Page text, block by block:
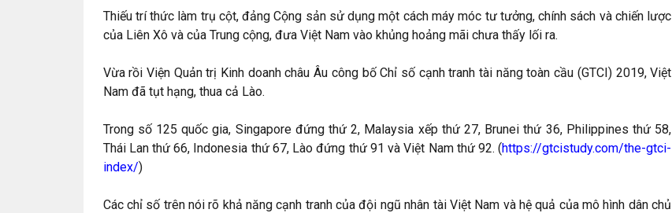
Thiếu trí thức làm trụ cột, đảng Cộng sản sử dụng một cách máy móc tư tưởng, chính sách và chiến lược
của Liên Xô và của Trung cộng, đưa Việt Nam vào khủng hoảng mãi chưa thấy lối ra.
Vừa rồi Viện Quản trị Kinh doanh châu Âu công bố Chỉ số cạnh tranh tài năng toàn cầu (GTCI) 2019, Việt
Nam đã tụt hạng, thua cả Lào.
Trong số 125 quốc gia, Singapore đứng thứ 2, Malaysia xếp thứ 27, Brunei thứ 36, Philippines thứ 58,
Thái Lan thứ 66, Indonesia thứ 67, Lào đứng thứ 91 và Việt Nam thứ 92. (https://gtcistudy.com/the-gtci-
index/)
Các chỉ số trên nói rõ khả năng cạnh tranh của đội ngũ nhân tài Việt Nam và hệ quả của mô hình dân chủ